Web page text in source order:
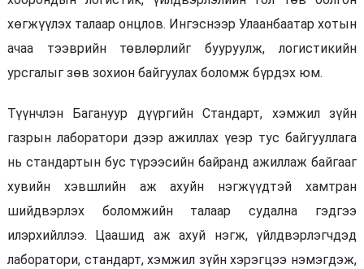
хөгжүүлэх талаар онцлов. Ингэснээр Улаанбаатар хотын
ачаа тээврийн төвлөрлийг бууруулж, логистикийн
урсгалыг зөв зохион байгуулах боломж бүрдэх юм.
Түүнчлэн Багануур дүүргийн Стандарт, хэмжил зүйн
газрын лаборатори дээр ажиллах үеэр тус байгууллага
нь стандартын бус түрээсийн байранд ажиллаж байгааг
хувийн хэвшлийн аж ахуйн нэгжүүдтэй хамтран
шийдвэрлэх боломжийн талаар судална гэдгээ
илэрхийллээ. Цаашид аж ахуй нэгж, үйлдвэрлэгчдэд
лаборатори, стандарт, хэмжил зүйн хэрэгцээ нэмэгдэж,